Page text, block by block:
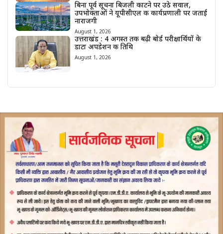
बिना पूर्व सूचना बिजली काटने पर उठे सवाल,
उपभोक्ताओं ने यूपीसीएल की कार्यप्रणाली पर जताई
नाराजगी
August 1, 2026
उत्तराखंड : 4 अगस्त तक बढ़ी बोर्ड परीक्षार्थियों के
डाटा अपडेशन की तिथि
August 1, 2026